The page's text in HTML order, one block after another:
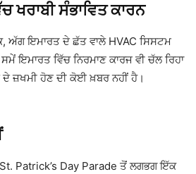
ਖਰਾਬੀ ਸੰਭਾਵਿਤ ਕਾਰਨ
ਅੱਗ ਇਮਾਰਤ ਦੇ ਛੱਤ ਵਾਲੇ HVAC ਸਿਸਟਮ
ਇਮਾਰਤ ਵਿੱਚ ਨਿਰਮਾਣ ਕਾਰਜ ਵੀ ਚੱਲ ਰਿਹਾ
ਦੇ ਜ਼ਖਮੀ ਹੋਣ ਦੀ ਕੋਈ ਖ਼ਬਰ ਨਹੀਂ ਹੈ।
St. Patrick’s Day Parade ਤੋਂ ਲਗਭਗ ਇੱਕ